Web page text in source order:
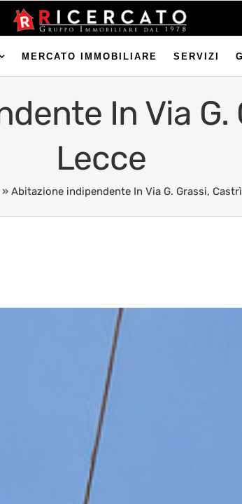
MERCATO IMMOBILIARE SERVIZI
In Via G.
Lecce
» Abitazione indipendente In Via G. Grassi,